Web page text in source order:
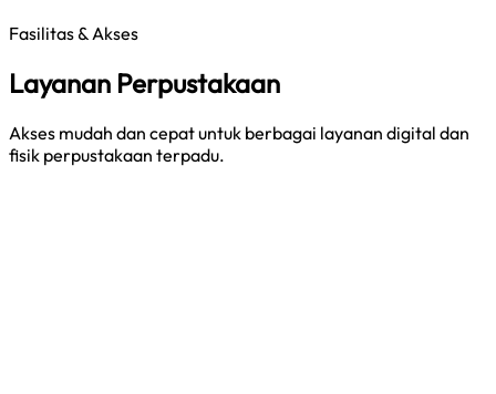
Fasilitas & Akses
Layanan Perpustakaan
Akses mudah dan cepat untuk berbagai layanan digital dan
fisik perpustakaan terpadu.